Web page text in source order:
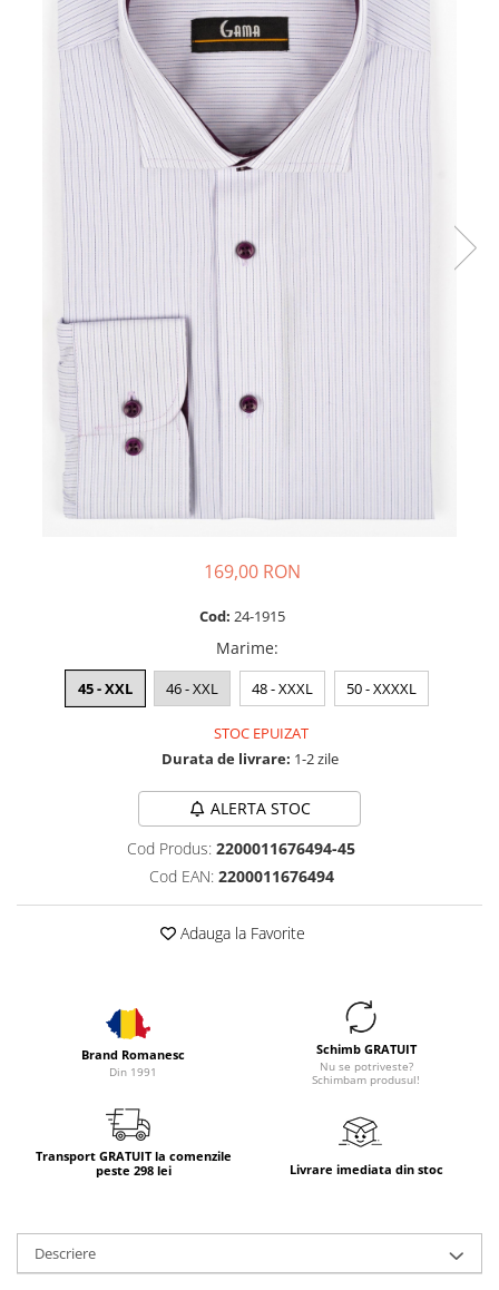
169,00 RON
Cod: 24-1915
Marime:
45 - XXL 46 - XXL 48 - XXXL 50 - XXXXL
STOC EPUIZAT
Durata de livrare: 1-2 zile
ALERTA STOC
Cod Produs: 2200011676494-45
Cod EAN: 2200011676494
Adauga la Favorite
Brand Romanesc
Din 1991
Schimb GRATUIT
Nu se potriveste?
Schimbam produsul!
Transport GRATUIT la comenzile
peste 298 lei
Livrare imediata din stoc
Descriere